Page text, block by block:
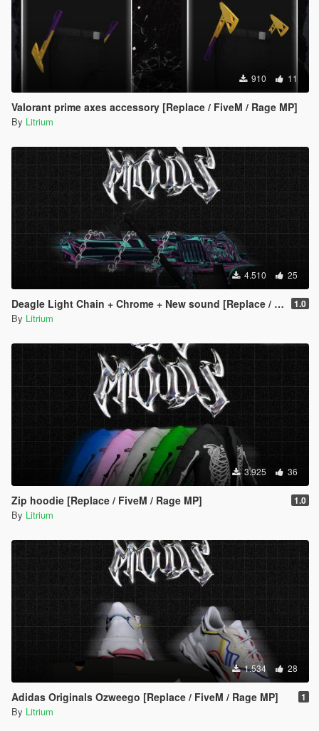
910 11
Valorant prime axes accessory [Replace / FiveM / Rage MP]
By Litrium
4.510 25
Deagle Light Chain + Chrome + New sound [Replace / FiveM / Rage MP] 1.0
By Litrium
3.925 36
Zip hoodie [Replace / FiveM / Rage MP] 1.0
By Litrium
1.534 28
Adidas Originals Ozweego [Replace / FiveM / Rage MP] 1
By Litrium